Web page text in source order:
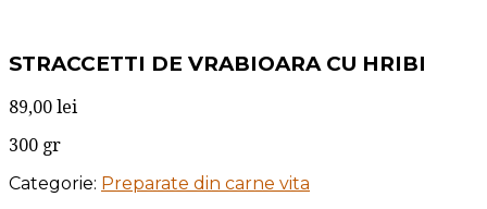
STRACCETTI DE VRABIOARA CU HRIBI
89,00 lei
300 gr
Categorie: Preparate din carne vita